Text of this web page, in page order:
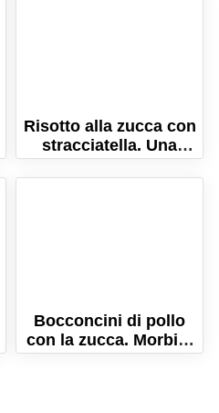
Risotto alla zucca con
stracciatella. Una
variante semplice e
sfiziosa!
Bocconcini di pollo
con la zucca. Morbidi
e saporiti!